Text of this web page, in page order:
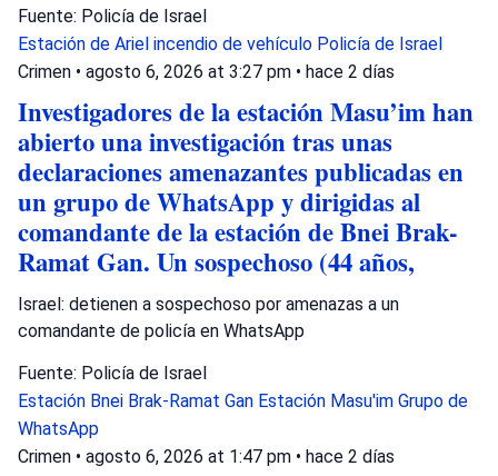
Fuente: Policía de Israel
Estación de Ariel incendio de vehículo Policía de Israel
Crimen • agosto 6, 2026 at 3:27 pm • hace 2 días
Investigadores de la estación Masu’im han
abierto una investigación tras unas
declaraciones amenazantes publicadas en
un grupo de WhatsApp y dirigidas al
comandante de la estación de Bnei Brak-
Ramat Gan. Un sospechoso (44 años,
Israel: detienen a sospechoso por amenazas a un
comandante de policía en WhatsApp
Fuente: Policía de Israel
Estación Bnei Brak-Ramat Gan Estación Masu'im Grupo de
WhatsApp
Crimen • agosto 6, 2026 at 1:47 pm • hace 2 días